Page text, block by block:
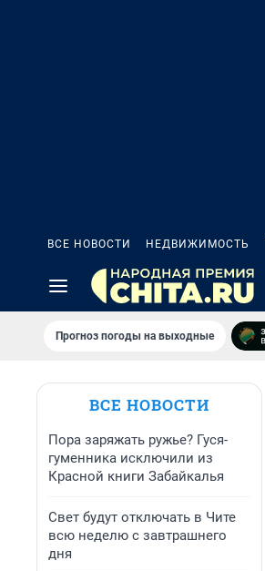
ВСЕ НОВОСТИ НЕДВИЖИМОСТЬ
Прогноз погоды на выходные
ВСЕ НОВОСТИ
Пора заряжать ружье? Гуся-
гуменника исключили из
Красной книги Забайкалья
Свет будут отключать в Чите
всю неделю с завтрашнего
дня